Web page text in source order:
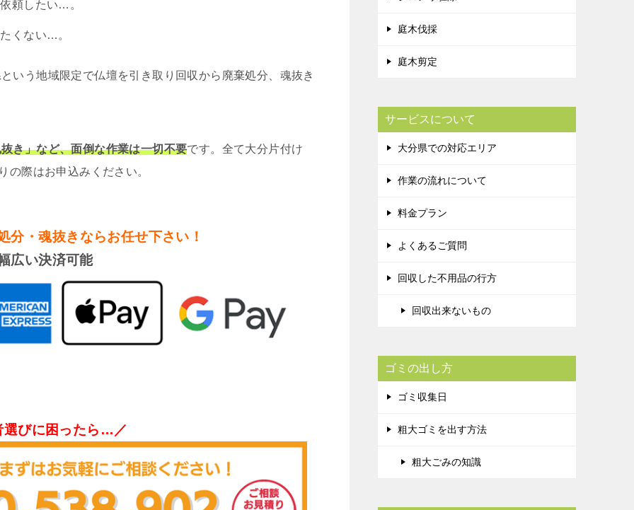
頼したい…。
くない…。
いう地域限定で仏壇を引き取り回収から廃棄処分、魂抜き
き」など、面倒な作業は一切不要です。全て大分片付け
の際はお申込みください。
分・魂抜きならお任せ下さい！
広い決済可能
選びに困ったら…／
庭木伐採
庭木剪定
サービスについて
大分県での対応エリア
作業の流れについて
料金プラン
よくあるご質問
回収した不用品の行方
回収出来ないもの
ゴミの出し方
ゴミ収集日
粗大ゴミを出す方法
粗大ごみの知識